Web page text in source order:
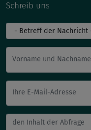
Schreib uns
Vorname und Nachname
Ihre E-Mail-Adresse